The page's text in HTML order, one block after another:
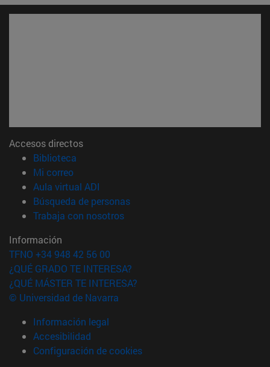
Accesos directos
Biblioteca
Mi correo(abre en nueva ventana)
Aula virtual ADI
Búsqueda de personas(abre en nueva ventana)
Trabaja con nosotros(abre en nueva ventana)
Información
TFNO +34 948 42 56 00
¿QUÉ GRADO TE INTERESA?
¿QUÉ MÁSTER TE INTERESA?
© Universidad de Navarra
Información legal
Accesibilidad
Configuración de cookies